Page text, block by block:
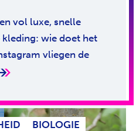
vol luxe, snelle
kleding: wie doet het
vliegen de
BIOLOGIE